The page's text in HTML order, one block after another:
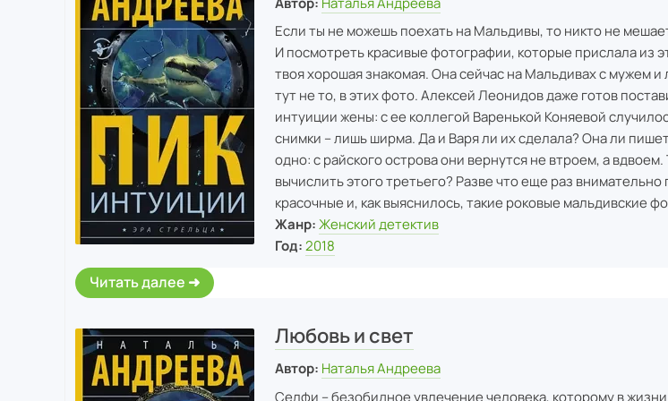
Если ты не можешь поехать на Мальдивы, то никто не
И посмотреть красивые фотографии, которые прислала из
твоя хорошая знакомая. Она сейчас на Мальдивах с мужем
тут не то, в этих фото. Алексей Леонидов даже готов
интуиции жены: с ее коллегой Варенькой Коняевой
снимки – лишь ширма. Да и Варя ли их сделала? Она ли
одно: с райского острова они вернутся не втроем, а
вычислить этого третьего? Разве что еще раз внимательно
красочные и, как выяснилось, такие роковые мальдивские
Жанр: Женский детектив
Год: 2018
Читать далее
Любовь и свет
Автор: Наталья Андреева
Селфи – безобидное увлечение человека, которому в